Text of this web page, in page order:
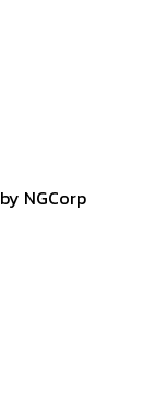
NGCorp